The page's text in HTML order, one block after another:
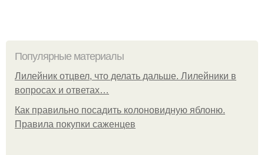
Популярные материалы
Лилейник отцвел, что делать дальше. Лилейники в
вопросах и ответах…
Как правильно посадить колоновидную яблоню.
Правила покупки саженцев